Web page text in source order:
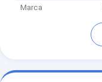
Marca